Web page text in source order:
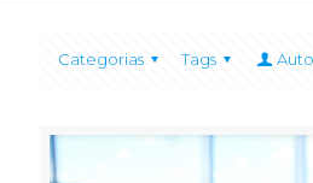
Categorias Tags